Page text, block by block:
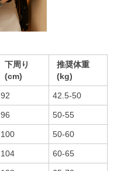
下周り
(cm)
推奨体重
(kg)
92 42.5-50
96 50-55
100 50-60
104 60-65